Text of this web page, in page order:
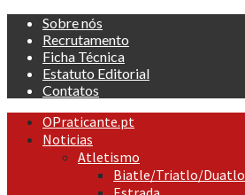
Skip
content
Sobre nós
Recrutamento
Ficha Técnica
Estatuto Editorial
Contatos
Primary
Menu
OPraticante.pt
Noticias
Atletismo
Biatle/Triatlo/Duatlo